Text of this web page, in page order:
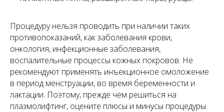
Процедуру нельзя проводить при наличии таких
противопоказаний, как заболевания крови,
онкология, инфекционные заболевания,
воспалительные процессы кожных покровов. Не
рекомендуют применять инъекционное омоложение
в период менструации, во время беременности и
лактации. Поэтому, прежде чем решиться на
плазмолифтинг, оцените плюсы и минусы процедуры.